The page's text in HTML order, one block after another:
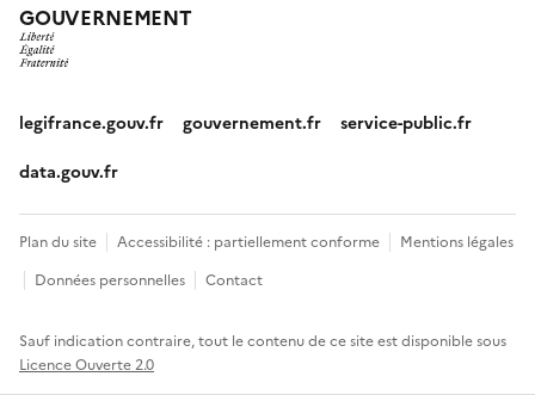
GOUVERNEMENT
legifrance.gouv.fr gouvernement.fr service-public.fr
data.gouv.fr
Plan du site Accessibilité : partiellement conforme
Mentions légales
Données personnelles
Contact
Sauf indication contraire, tout le contenu de ce site est disponible sous
Licence Ouverte 2.0